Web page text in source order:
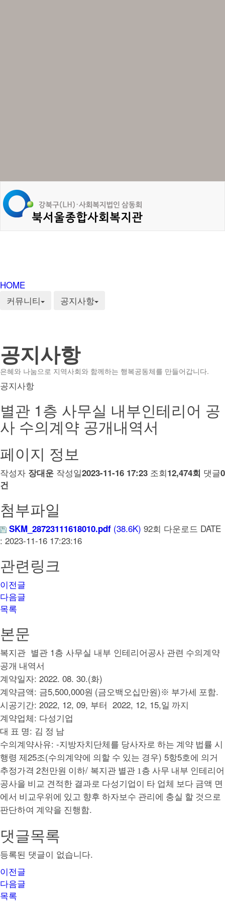
HOME
커뮤니티
공지사항
공지사항
은혜와 나눔으로 지역사회와 함께하는 행복공동체를 만들어갑니다.
공지사항
별관 1층 사무실 내부인테리어 공
사 수의계약 공개내역서
페이지 정보
작성자 장대운 작성일2023-11-16 17:23 조회12,474회 댓글0
건
첨부파일
SKM_28723111618010.pdf (38.6K) 92회 다운로드 DATE
: 2023-11-16 17:23:16
관련링크
이전글
다음글
목록
본문
복지관 별관 1층 사무실 내부 인테리어공사 관련 수의계약
공개 내역서
계약일자: 2022. 08. 30.(화)
계약금액: 금5,500,000원 (금오백오십만원)※ 부가세 포함.
시공기간: 2022, 12, 09, 부터 2022, 12, 15,일 까지
계약업체 : 다성기업
대 표 명: 김 정 남
수의계약사유: -지방자치단체를 당사자로 하는 계약 법률 시
행령 제25조(수의계약에 의할 수 있는 경우) 5항5호에 의거
추정가격 2천만원 이하/ 복지관 별관 1층 사무 내부 인테리어
공사을 비교 견적한 결과로 다성기업이 타 업체 보다 금액 면
에서 비교우위에 있고 향후 하자보수 관리에 충실 할 것으로
판단하여 계약을 진행함.
댓글목록
등록된 댓글이 없습니다.
이전글
다음글
목록